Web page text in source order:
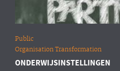
Public
Organisation Transformation
ONDERWIJSINSTELLINGEN